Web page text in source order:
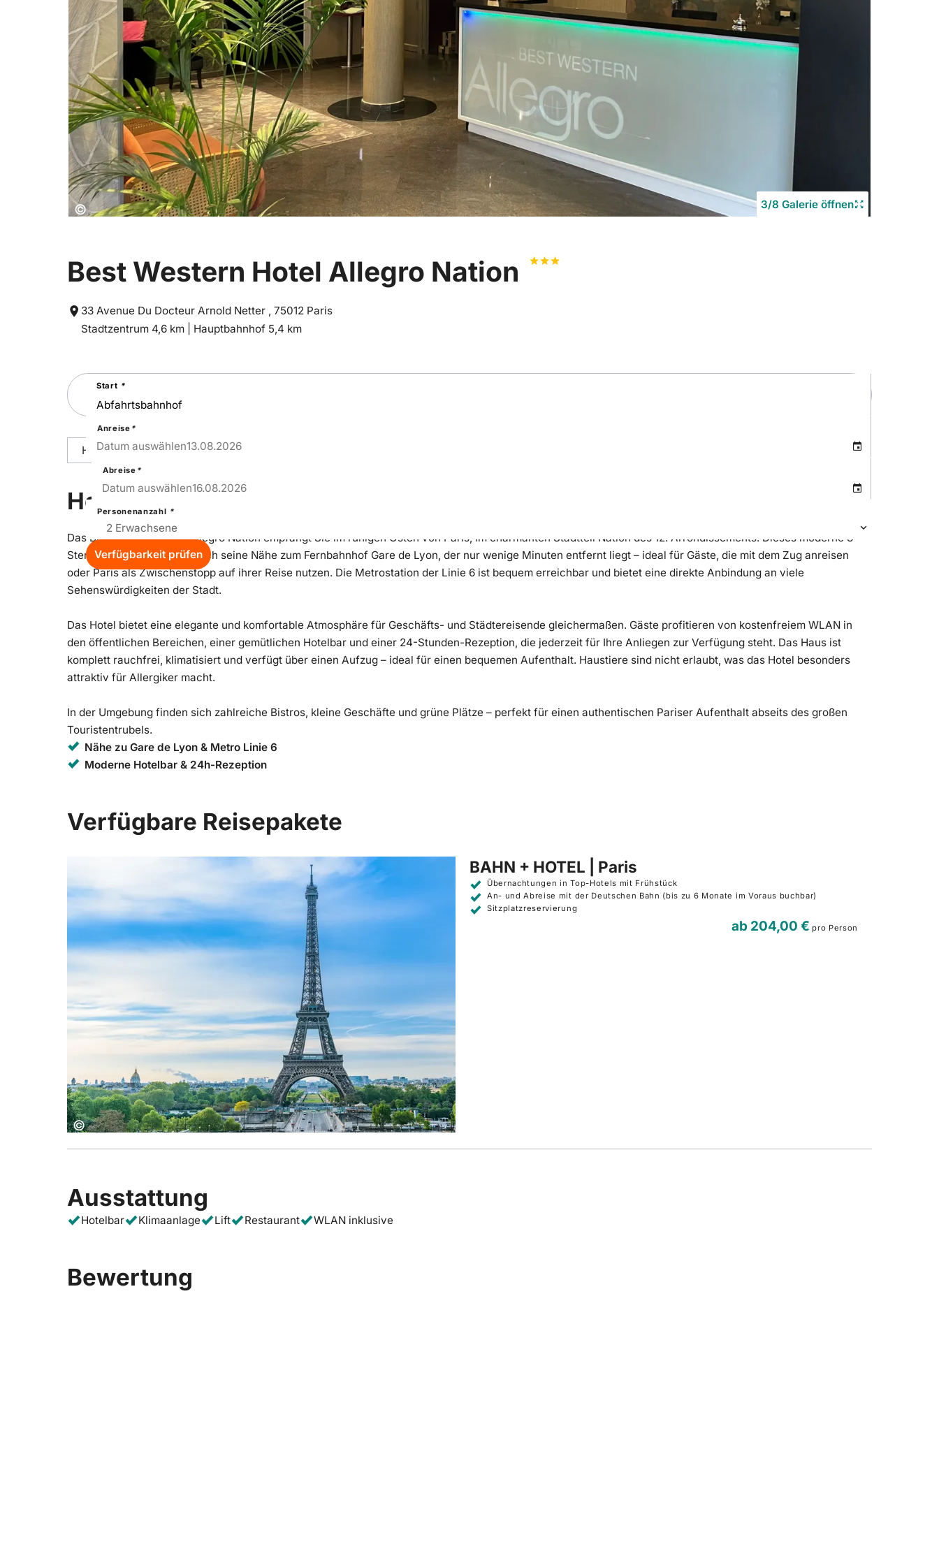
Copyright:
© 3/8 Galerie öffnen
Best Western Hotel Allegro Nation
33 Avenue Du Docteur Arnold Netter , 75012 Paris
Entfernung
Stadtzentrum 4,6 km | Entfernung
Hauptbahnhof 5,4 km
Sie
nach
einer
Städtereise
Start *
Anreise *
13
Thu
Datum auswählen13.08.2026
Abreise *
16
Sun
Datum auswählen16.08.2026
Personenanzahl *
Verfügbarkeit prüfen
Hoteldetails Reisepakete
Hoteldetails
Das Best Western Hotel Allegro Nation empfängt Sie im ruhigen Osten von Paris, im charmanten Stadtteil Nation des 12. Arrondissements. Dieses moderne 3-
Sterne-Hotel überzeugt durch seine Nähe zum Fernbahnhof Gare de Lyon, der nur wenige Minuten entfernt liegt – ideal für Gäste, die mit dem Zug anreisen
oder Paris als Zwischenstopp auf ihrer Reise nutzen. Die Metrostation der Linie 6 ist bequem erreichbar und bietet eine direkte Anbindung an viele
Sehenswürdigkeiten der Stadt.
Das Hotel bietet eine elegante und komfortable Atmosphäre für Geschäfts- und Städtereisende gleichermaßen. Gäste profitieren von kostenfreiem WLAN in
den öffentlichen Bereichen, einer gemütlichen Hotelbar und einer 24-Stunden-Rezeption, die jederzeit für Ihre Anliegen zur Verfügung steht. Das Haus ist
komplett rauchfrei, klimatisiert und verfügt über einen Aufzug – ideal für einen bequemen Aufenthalt. Haustiere sind nicht erlaubt, was das Hotel besonders
attraktiv für Allergiker macht.
In der Umgebung finden sich zahlreiche Bistros, kleine Geschäfte und grüne Plätze – perfekt für einen authentischen Pariser Aufenthalt abseits des großen
Touristentrubels.
Nähe zu Gare de Lyon & Metro Linie 6
Moderne Hotelbar & 24h-Rezeption
Verfügbare Reisepakete
Copyright:
©
BAHN + HOTEL | Paris
Übernachtungen in Top-Hotels mit Frühstück
An- und Abreise mit der Deutschen Bahn (bis zu 6 Monate im Voraus buchbar)
Sitzplatzreservierung
ab 204,00 € pro Person
Ausstattung
Hotelbar Klimaanlage Lift Restaurant WLAN inklusive
Bewertung